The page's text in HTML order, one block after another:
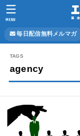
毎日配信無料メルマガ
MENU
agency